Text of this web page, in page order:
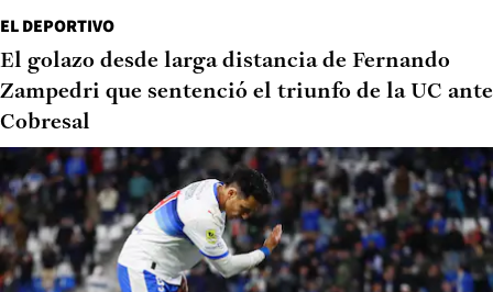
EL DEPORTIVO
El golazo desde larga distancia de Fernando
Zampedri que sentenció el triunfo de la UC ante
Cobresal